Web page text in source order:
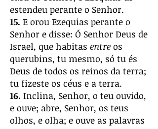
estendeu perante o Senhor.
15. E orou Ezequias perante o
Senhor e disse: Ó Senhor Deus de
Israel, que habitas entre os
querubins, tu mesmo, só tu és
Deus de todos os reinos da terra;
tu fizeste os céus e a terra.
16. Inclina, Senhor, o teu ouvido,
e ouve; abre, Senhor, os teus
olhos, e olha; e ouve as palavras